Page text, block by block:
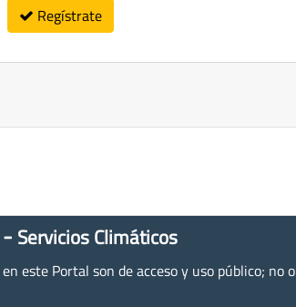
Regístrate
Servicios Climáticos
este Portal son de acceso y uso público; no